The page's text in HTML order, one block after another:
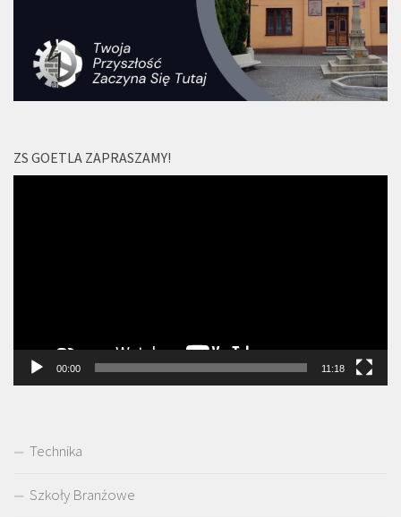
ZS GOETLA ZAPRASZAMY!
00:00 11:18
Technika
Szkoły Branżowe